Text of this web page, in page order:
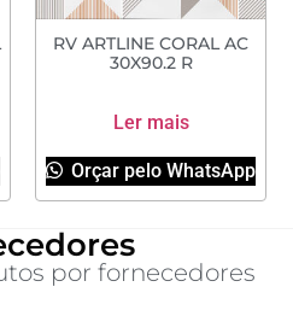
RV ARTLINE CORAL AC
30X90.2 R
Ler mais
Orçar pelo WhatsApp
por fornecedores